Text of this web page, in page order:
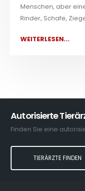
Menschen, aber
Rinder, Schafe,
WEITERLESEN...
Autorisierte
Finden Sie eine
TIERÄRZTE FINDEN